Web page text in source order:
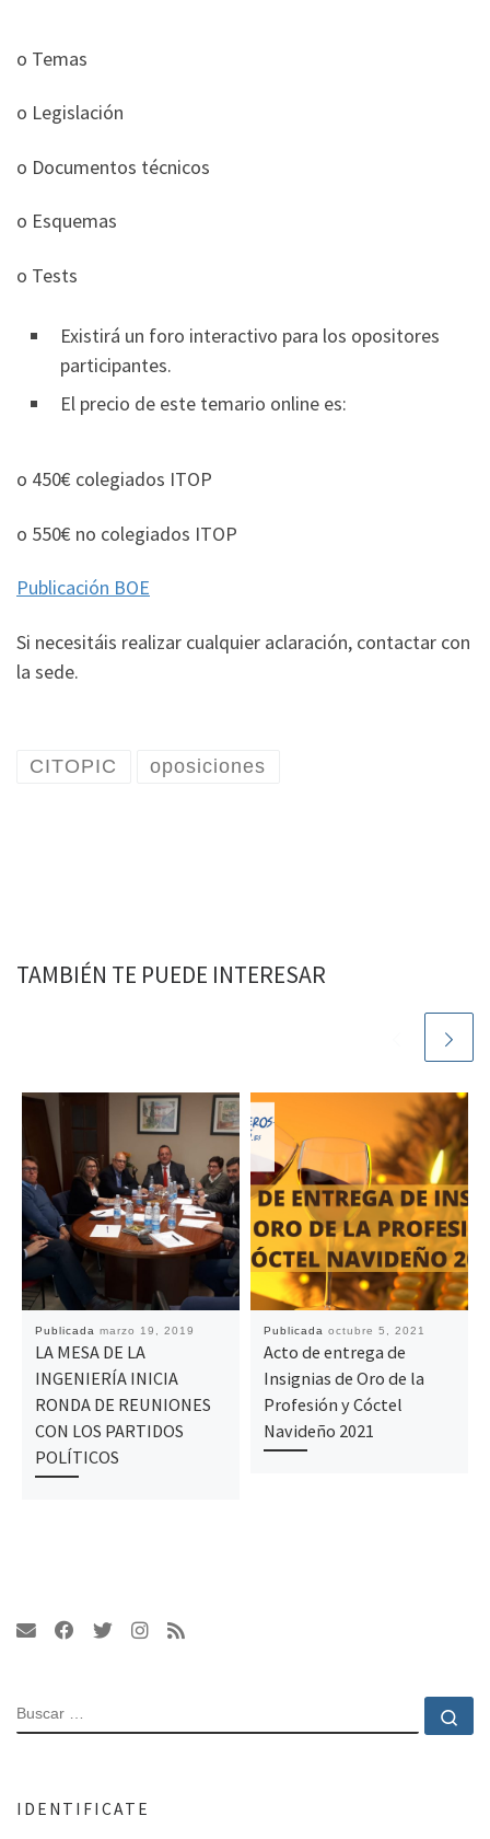
o Temas
o Legislación
o Documentos técnicos
o Esquemas
o Tests
Existirá un foro interactivo para los opositores
participantes.
El precio de este temario online es:
o 450€ colegiados ITOP
o 550€ no colegiados ITOP
Publicación BOE
Si necesitáis realizar cualquier aclaración, contactar con
la sede.
CITOPIC oposiciones
TAMBIÉN TE PUEDE INTERESAR
Publicada marzo 19, 2019
LA MESA DE LA
INGENIERÍA INICIA
RONDA DE REUNIONES
CON LOS PARTIDOS
POLÍTICOS
Publicada octubre 5, 2021
Acto de entrega de
Insignias de Oro de la
Profesión y Cóctel
Navideño 2021
BUSCAR
IDENTIFICATE